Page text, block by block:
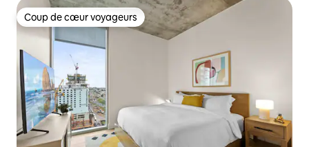
Coup de cœur voyageurs
Coup de cœur voyageurs